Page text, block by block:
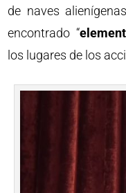
de naves
encontrado “
los lugares de los